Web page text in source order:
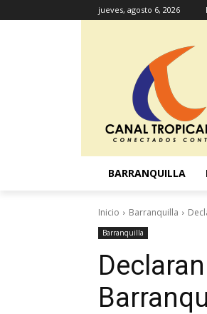
jueves, agosto 6, 2026
BARRANQUILLA
Inicio Barranquilla
Barranquilla